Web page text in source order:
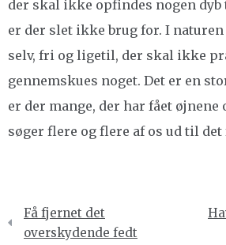
der skal ikke opfindes nogen
er der slet ikke brug for. I
selv, fri og ligetil, der skal ikke
gennemskues noget. Det er en
er der mange, der har fået øjnene
søger flere og flere af os ud til
Indlægsnavigation
Få fjernet det
overskydende fedt